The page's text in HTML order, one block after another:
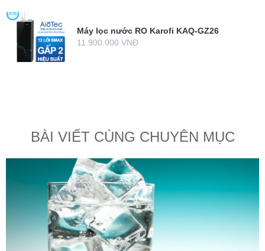
Máy lọc nước RO Karofi KAQ-GZ26
11.900.000 VNĐ
BÀI VIẾT CÙNG CHUYÊN MỤC